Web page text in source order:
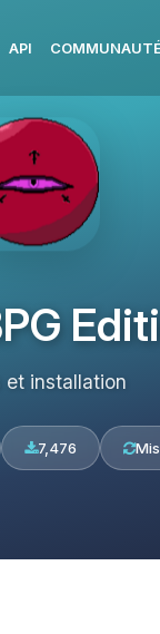
API
et installation
7,476